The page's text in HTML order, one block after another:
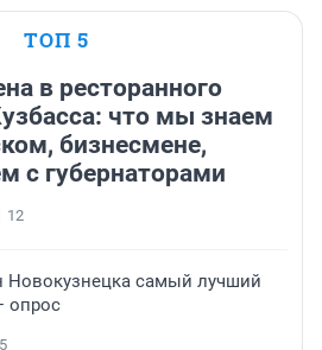
ТОП 5
в ресторанного
что мы знаем
бизнесмене,
с губернаторами
12
Новокузнецка самый лучший
опрос
5